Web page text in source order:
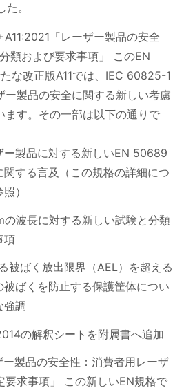
。
「レーザー製品の安全
類および要求事項」 このEN
な改正版A11では、IEC 60825-1
ー製品の安全に関する新しい考慮
ます。その一部は以下の通りで
ー製品に対する新しいEN 50689
関する言及（この規格の詳細につ
）
波長に対する新しい試験と分類
項
被ばく放出限界（AEL）を超える
被ばくを防止する保護筐体につい
強調
の解釈シートを附属書へ追加
製品の安全性：消費者用レーザ
要求事項」 この新しいEN規格で